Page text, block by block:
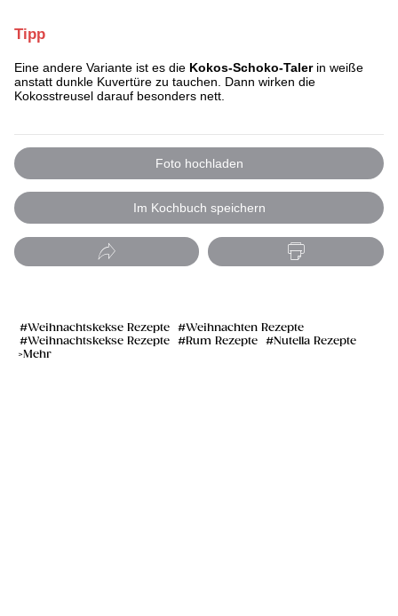
Tipp
Eine andere Variante ist es die Kokos-Schoko-Talerin weiße
anstatt dunkle Kuvertüre zu tauchen. Dann wirken die
Kokosstreusel darauf besonders nett.
Foto hochladen
Im Kochbuch speichern
Weihnachtskekse Rezepte
Weihnachten Rezepte
Weihnachtskekse Rezepte
Rum Rezepte
Nutella Rezepte
Mehr